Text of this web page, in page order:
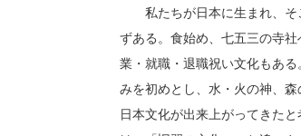
私たちが日本に生まれ、そこ
ずある。食始め、七五三の寺
業・就職・退職祝い文化もあ
みを初めとし、水・火の神、
日本文化が出来上がってきた